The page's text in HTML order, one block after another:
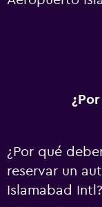
¿Por qué
reservar un
Islamabad Intl?